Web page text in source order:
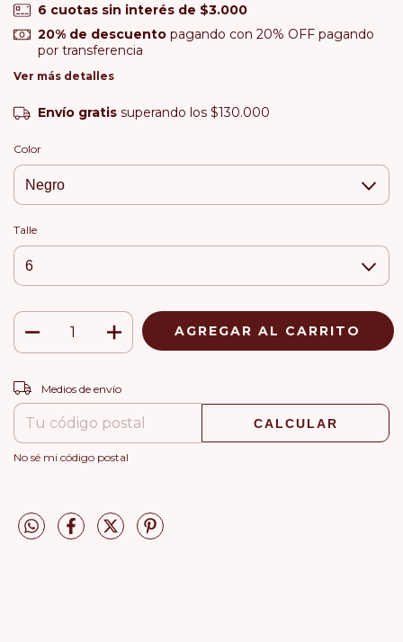
6 cuotas sin interés de $3.000
20% de descuentopagando con 20% OFF pagando
por transferencia
Ver más detalles
Envío gratis superando los $130.000
Color
Talle
Entregas para el CP:
Medios de envío
CALCULAR
No sé mi código postal